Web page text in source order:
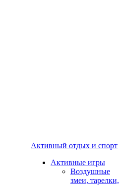
Активный отдых и спорт
Активные игры
Воздушные
змеи, тарелки,